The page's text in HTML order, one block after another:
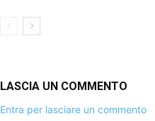
LASCIA UN COMMENTO
Entra per lasciare un commento